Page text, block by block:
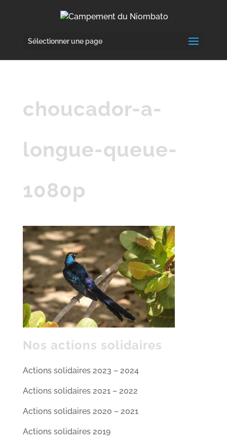
Sélectionner une page
choucador-a-
longue-queue-
1080p
Nos actions solidaires
Actions solidaires 2023 – 2024
Actions solidaires 2021 – 2022
Actions solidaires 2020 – 2021
Actions solidaires 2019